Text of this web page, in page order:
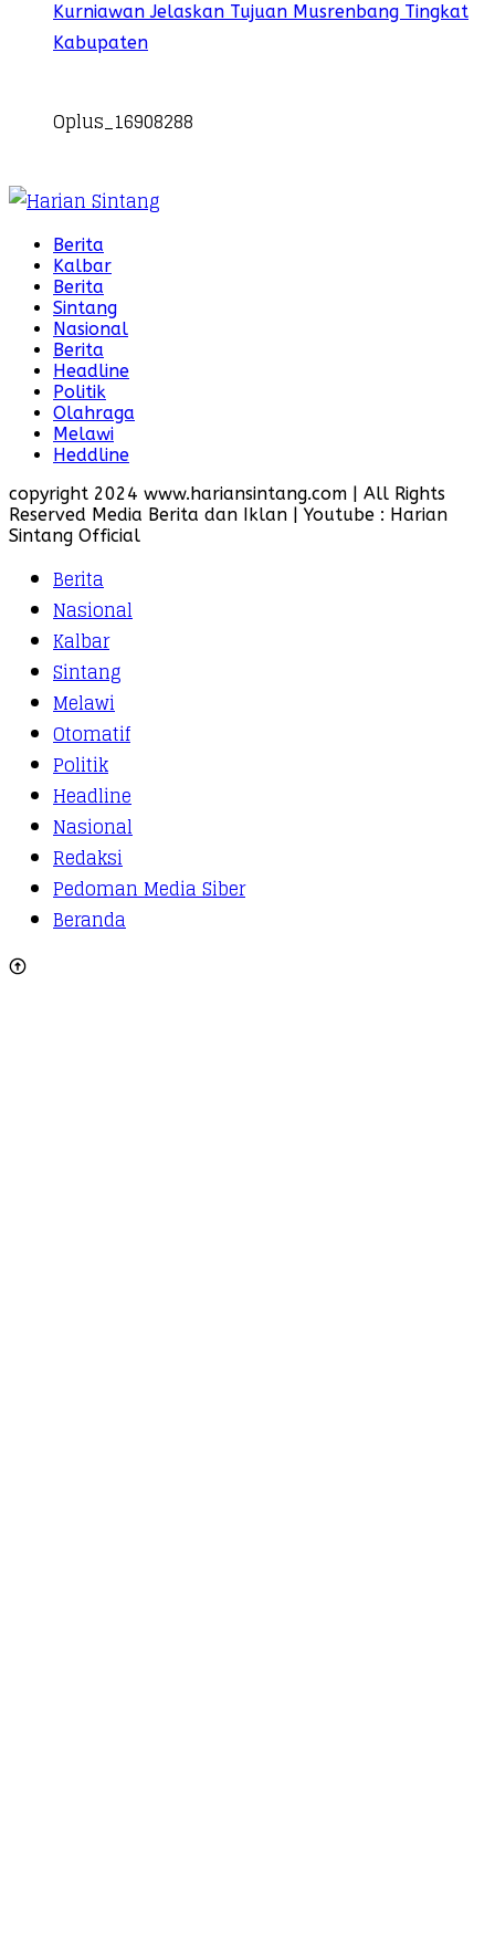
Kurniawan Jelaskan Tujuan Musrenbang Tingkat
Kabupaten
Oplus_16908288
Berita
Kalbar
Berita
Sintang
Nasional
Berita
Headline
Politik
Olahraga
Melawi
Heddline
copyright 2024 www.hariansintang.com | All Rights
Reserved Media Berita dan Iklan | Youtube : Harian
Sintang Official
Berita
Nasional
Kalbar
Sintang
Melawi
Otomatif
Politik
Headline
Nasional
Redaksi
Pedoman Media Siber
Beranda